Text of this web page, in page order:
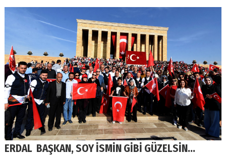
ERDAL BAŞKAN, SOY İSMİN GİBİ GÜZELSİN…